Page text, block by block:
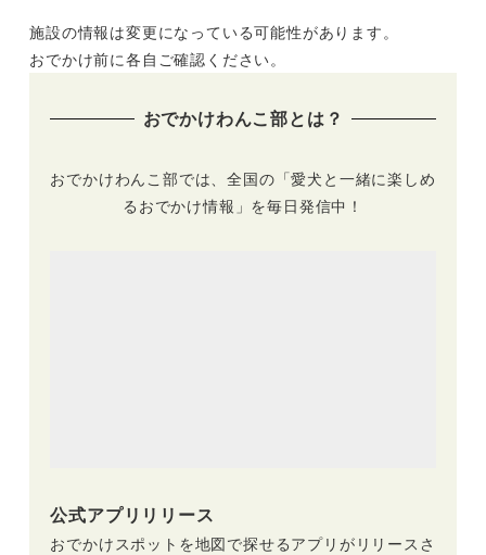
選！イベント情報も
満載 | わんこと冬の
レポートあり）
は？気になる内容を
月齢別について調べ
発見を楽しもう♪
施設の情報は変更になっている可能性があります。
おでかけ前に各自ご確認ください。
おでかけわんこ部とは？
おでかけわんこ部では、全国の「愛犬と一緒に楽しめ
るおでかけ情報」を毎日発信中！
公式アプリリリース
おでかけスポットを地図で探せるアプリがリリースさ